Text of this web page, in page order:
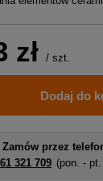
zł / szt.
Dodaj do
Zamów przez
321 709 (pon. -